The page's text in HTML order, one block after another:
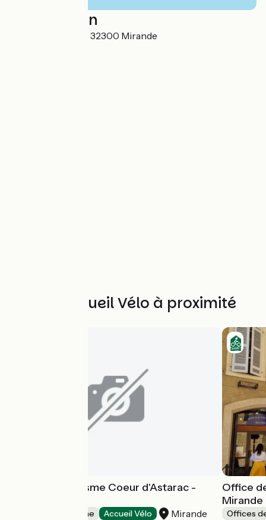
Localisation
13 rue de L'Évêché 32300 Mirande
Autres Accueil Vélo à proximité
Office de Tourisme Coeur d'Astarac -
Offices de Tourisme Accueil Vélo Mirande
Office
Mirande
Offices